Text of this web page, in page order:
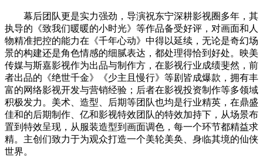
幕后团队更是实力强劲，导演祝东宁深耕影视圈多年，其
执导的《致我们暖暖的小时光》等作品备受好评，对画面和人
物精准把控的能力在《千年心动》中得以延续，无论是奇幻场
景的构建还是角色情感的细腻表达，都处理得恰到好处。映美
传媒与斯嘉影视作为出品与制作方，在影视行业成绩斐然，前
者出品的《绝世千金》《少主且慢行》等剧皆成爆款，拥有丰
富的网络影视开发与营销经验；后者在影视投资制作等多领域
积极发力。美术、造型、后期等团队也均是行业精英，在鼎盛
佳和的后期制作、亿和影视特效团队的特效加持下，从场景布
置到特效呈现，从服装造型到画面调色，每一个环节都精益求
精。主创们致力于为观众打造一个美轮美奂、身临其境的仙侠
世界。